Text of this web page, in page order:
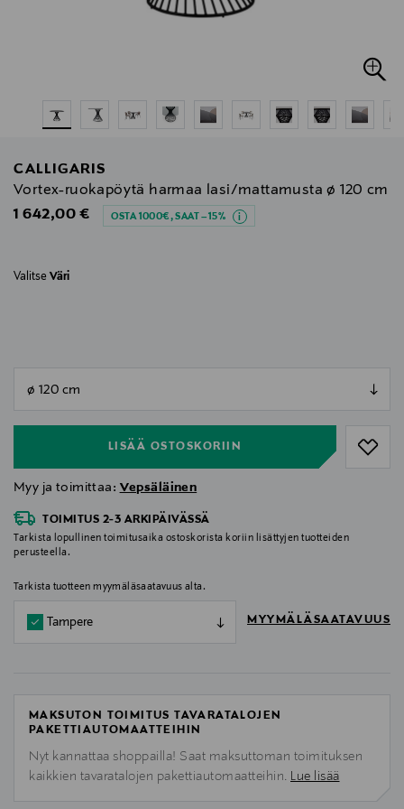
CALLIGARIS
Vortex-ruokapöytä harmaa lasi/mattamusta ø 120 cm
Original Price
1 642,00 € OSTA 1000€, SAAT –15%
Valitse Väri
LISÄÄ OSTOSKORIIN
Myy ja toimittaa: Vepsäläinen
TOIMITUS 2-3 ARKIPÄIVÄSSÄ
Tarkista lopullinen toimitusaika ostoskorista koriin lisättyjen tuotteiden
perusteella.
Tarkista tuotteen myymäläsaatavuus alta.
Tampere MYYMÄLÄSAATAVUUS
MAKSUTON TOIMITUS TAVARATALOJEN
PAKETTIAUTOMAATTEIHIN
Nyt kannattaa shoppailla! Saat maksuttoman toimituksen
kaikkien tavaratalojen pakettiautomaatteihin. Lue lisää